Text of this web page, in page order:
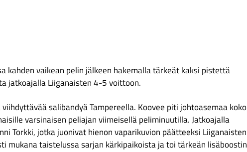
kahden vaikean pelin jälkeen hakemalla tärkeät kaksi pistettä
jatkoajalla Liiganaisten 4-5 voittoon.
salibandyä Tampereella. Koovee piti johtoasemaa koko
varsinaisen peliajan viimeisellä peliminuutilla. Jatkoajalla
Torkki, jotka juonivat hienon vaparikuvion päätteeksi Liiganaisten
taistelussa sarjan kärkipaikoista ja toi tärkeän lisäboostin